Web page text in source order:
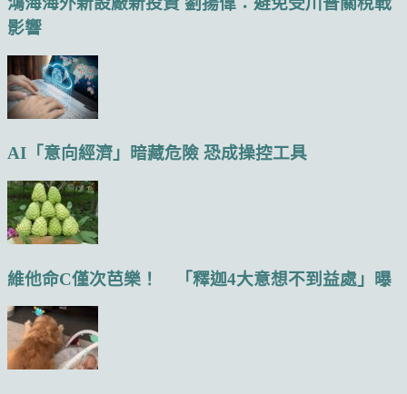
影響
AI「意向經濟」暗藏危險 恐成操控工具
維他命C僅次芭樂！ 「釋迦4大意想不到益處」曝